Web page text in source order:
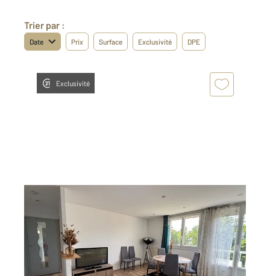
Trier par :
Date Prix Surface Exclusivité DPE
Exclusivité
ST JACQUES DE LA LANDE 35
58,05 m
, 3 pièces
Ref : 3384
Appartement T3 à louer
950 €